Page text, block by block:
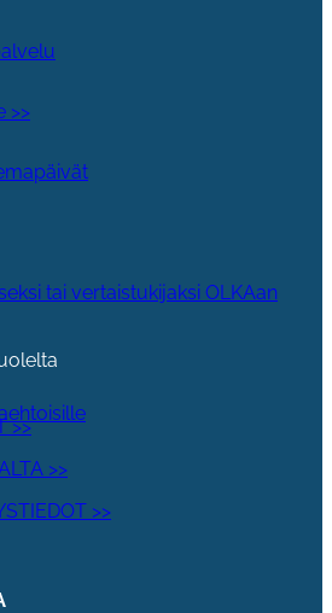
tai vertaistukijaksi OLKAan
>>
>>
>>
>>